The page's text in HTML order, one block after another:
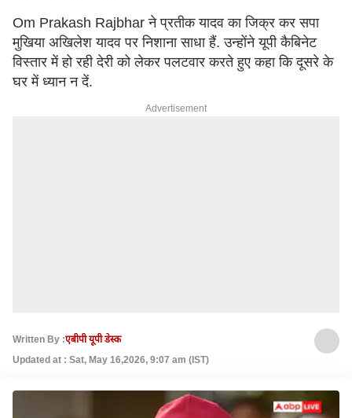
Om Prakash Rajbhar ने प्रतीक यादव का जिक्र कर सपा
मुखिया अखिलेश यादव पर निशाना साधा हैं. उन्होंने यूपी कैबिनेट
विस्तार में हो रही देरी को लेकर पलटवार करते हुए कहा कि दूसरे के
घर में ध्यान न दें.
Advertisement
Written By :एबीपी यूपी डेस्क
Updated at : Sat, May 16,2026, 9:07 am (IST)